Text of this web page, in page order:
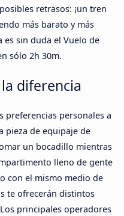
retrasos: ¡un tren
más barato y más
sin duda el Vuelo de
sólo 2h 30m.
diferencia
preferencias personales a
pieza de equipaje de
un bocadillo mientras
lleno de gente
con el mismo medio de
te ofrecerán distintos
principales operadores